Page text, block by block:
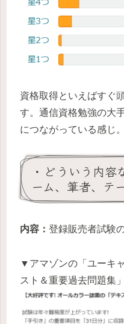
資格取得といえばすぐ
す。通信資格勉強の大
につながっている感じ。
・どういう内容
ーム、筆者、テ
内容： 登録販売者試験
▼アマゾンの「ユーキ
スト＆重要過去問題集